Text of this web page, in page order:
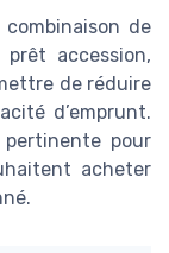
de
accession,
de réduire
d’emprunt.
pour
acheter